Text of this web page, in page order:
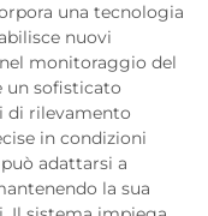
una tecnologia
nuovi
monitoraggio del
un sofisticato
di rilevamento
in condizioni
adattarsi a
la sua